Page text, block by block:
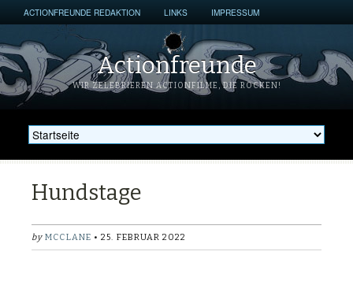
ACTIONFREUNDE REDAKTION LINKS IMPRESSUM
Actionfreunde
WIR ZELEBRIEREN ACTIONFILME, DIE ROCKEN!
Hundstage
by MCCLANE • 25. FEBRUAR 2022